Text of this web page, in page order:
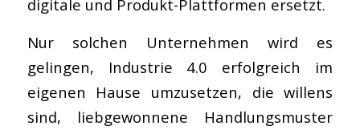
digitale und Produkt-Plattformen ersetzt.
Nur solchen Unternehmen wird es
gelingen, Industrie 4.0 erfolgreich im
eigenen Hause umzusetzen, die willens
sind, liebgewonnene Handlungsmuster